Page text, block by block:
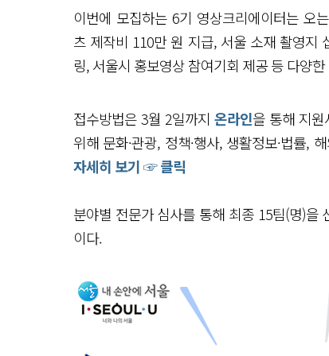
이번에 모집하는 6기 영상크리에이터는 오
츠 제작비 110만 원 지급, 서울 소재 촬영지
링, 서울시 홍보영상 참여기회 제공 등 다양
접수방법은 3월 2일까지온라인을 통해 지
위해 문화·관광, 정책·행사, 생활정보·법률,
자세히 보기 ☞ 클릭
분야별 전문가 심사를 통해 최종 15팀(명)을
이다.